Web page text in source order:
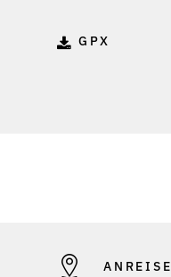
GPX
ANREISE